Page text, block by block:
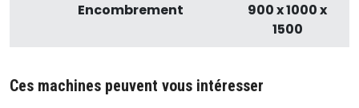
Encombrement
900 x 1000 x
1500
Ces machines peuvent vous intéresser